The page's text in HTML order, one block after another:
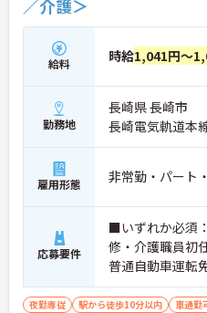
／介護＞
給料 時給1,041円～
勤務地
長崎県 長崎市
長崎電気軌道本
雇用形態 非常勤・パート
応募要件
■いずれか必須
修・介護職員初
普通自動車運転
夜勤専従 駅から徒歩10分以内 車通勤